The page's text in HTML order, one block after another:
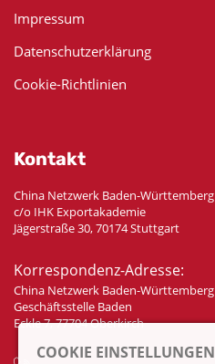
Impressum
Datenschutzerklärung
Cookie-Richtlinien
Kontakt
China Netzwerk Baden-Württemberg
c/o IHK Exportakademie
Jägerstraße 30, 70174 Stuttgart
Korrespondenz-Adresse:
China Netzwerk Baden-Württemberg
Geschäftsstelle Baden
Eckle 7, 77704 Oberkirch
COOKIE EINSTELLUNGEN